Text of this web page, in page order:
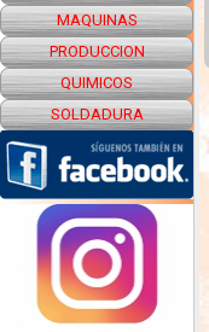
MAQUINAS
PRODUCCION
QUIMICOS
SOLDADURA